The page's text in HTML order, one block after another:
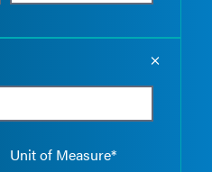
Unit of Measure*